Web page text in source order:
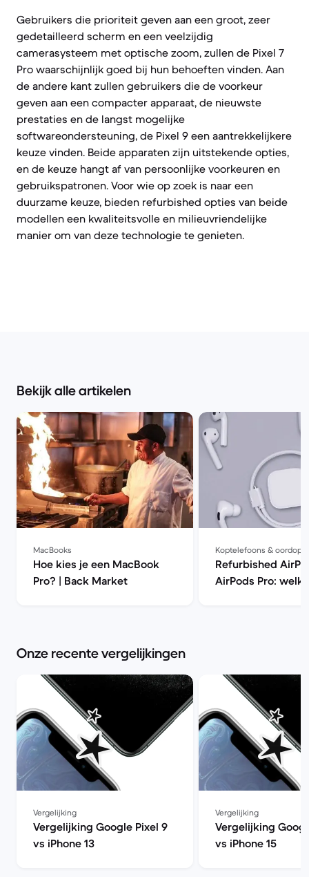
Gebruikers die prioriteit geven aan een groot, zeer
gedetailleerd scherm en een veelzijdig
camerasysteem met optische zoom, zullen de Pixel 7
Pro waarschijnlijk goed bij hun behoeften vinden. Aan
de andere kant zullen gebruikers die de voorkeur
geven aan een compacter apparaat, de nieuwste
prestaties en de langst mogelijke
softwareondersteuning, de Pixel 9 een aantrekkelijkere
keuze vinden. Beide apparaten zijn uitstekende opties,
en de keuze hangt af van persoonlijke voorkeuren en
gebruikspatronen. Voor wie op zoek is naar een
duurzame keuze, bieden refurbished opties van beide
modellen een kwaliteitsvolle en milieuvriendelijke
manier om van deze technologie te genieten.
Bekijk alle artikelen
MacBooks
Hoe kies je een MacBook
Pro? | Back Market
Koptelefoons &
Refurbished
AirPods Pro:
Onze recente vergelijkingen
Vergelijking
Vergelijking Google Pixel 9
vs iPhone 13
Vergelijking
Vergelijking
vs iPhone 15